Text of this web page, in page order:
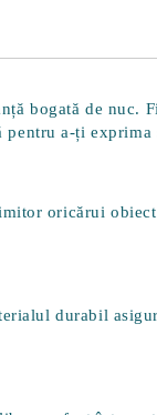
bogată de
pentru a-ți
oricărui
durabil